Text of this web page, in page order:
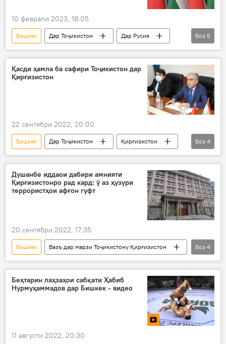
10 феврали 2023, 18:05
Бишкек Дар Тоҷикистон
Дар Русия
марз
баҳсбарангез
Қирғизистон
иқдом
корҳои созандагӣ
Боз 5
Қасди ҳамла ба сафири Тоҷикистон дар
Қирғизистон
22 сентябри 2022, 20:00
Бишкек Дар Тоҷикистон
Қирғизистон
ҳамлагарон
сафир
равобит
ВУХ-и Тоҷикистон
Боз 4
Душанбе иддаои дабири амнияти
Қирғизистонро рад кард: ӯ аз ҳузури
террористҳои афғон гуфт
20 сентябри 2022, 17:35
Бишкек
Вазъ дар марзи Тоҷикистону Қирғизистон
Дар Тоҷикистон
Душанбе
Вазорати умури хориҷии Тоҷикистон
Қирғизистон
Боз 4
Беҳтарин лаҳзаҳои сабқати Ҳабиб
Нурмуҳаммадов дар Бишкек - видео
11 августи 2022, 20:30